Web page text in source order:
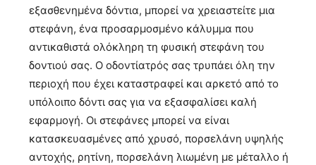
εξασθενημένα δόντια, μπορεί να χρειαστείτε μια
στεφάνη, ένα προσαρμοσμένο κάλυμμα που
αντικαθιστά ολόκληρη τη φυσική στεφάνη του
δοντιού σας. Ο οδοντίατρός σας τρυπάει όλη την
περιοχή που έχει καταστραφεί και αρκετό από το
υπόλοιπο δόντι σας για να εξασφαλίσει καλή
εφαρμογή. Οι στεφάνες μπορεί να είναι
κατασκευασμένες από χρυσό, πορσελάνη υψηλής
αντοχής, ρητίνη, πορσελάνη λιωμένη με μέταλλο ή